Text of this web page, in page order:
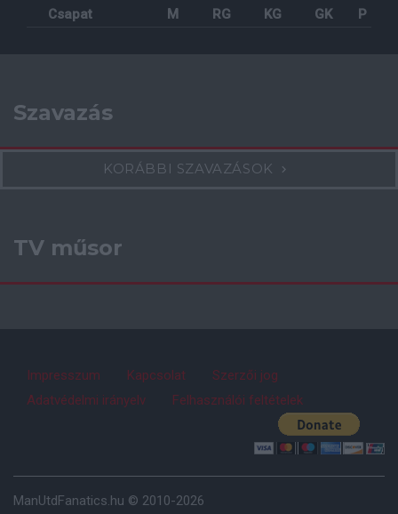
Csapat M RG KG GK P
Szavazás
KORÁBBI SZAVAZÁSOK
TV műsor
Impresszum Kapcsolat
Szerzői jog
Adatvédelmi irányelv
Felhasználói feltételek
ManUtdFanatics.hu © 2010-2026